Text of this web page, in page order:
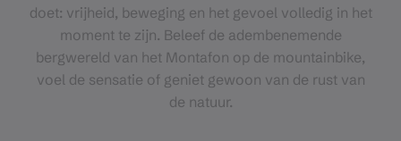
doet: vrijheid, beweging en het gevoel volledig in het
moment te zijn. Beleef de adembenemende
bergwereld van het Montafon op de mountainbike,
voel de sensatie of geniet gewoon van de rust van
de natuur.